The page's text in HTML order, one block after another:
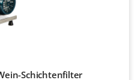
Schichtenfilter